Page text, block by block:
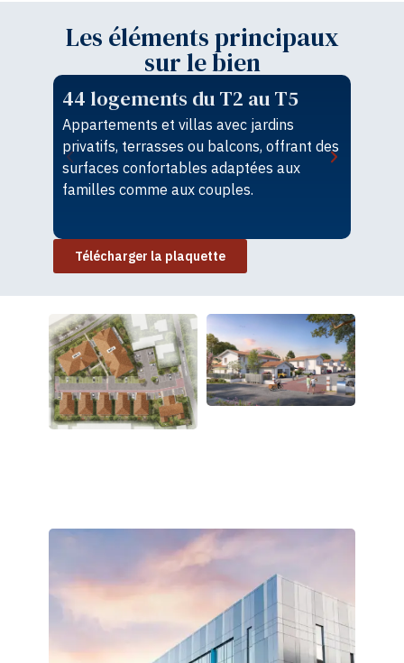
Les éléments principaux
sur le bien
44 logements du T2 au T5
Appartements et villas avec jardins
privatifs, terrasses ou balcons, offrant des
surfaces confortables adaptées aux
familles comme aux couples.
Télécharger la plaquette